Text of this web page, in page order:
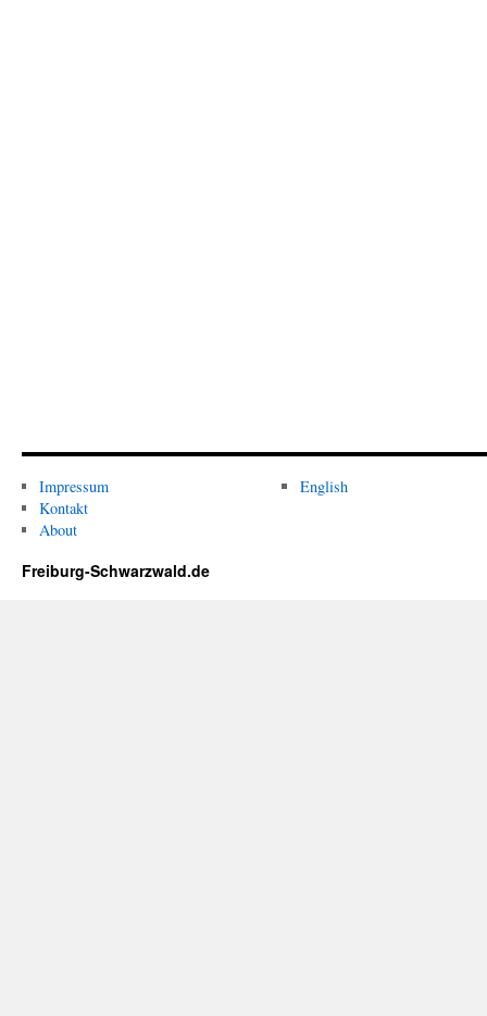
Impressum
Kontakt
About
English
Freiburg-Schwarzwald.de